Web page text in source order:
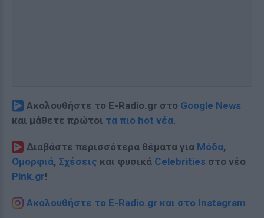
Ακολουθήστε το E-Radio.gr στο Google News
και μάθετε πρώτοι τα πιο hot νέα.
Διαβάστε περισσότερα θέματα για Μόδα,
Ομορφιά, Σχέσεις και φυσικά Celebrities στο νέο
Pink.gr!
Ακολουθήστε το E-Radio.gr και στο Instagram